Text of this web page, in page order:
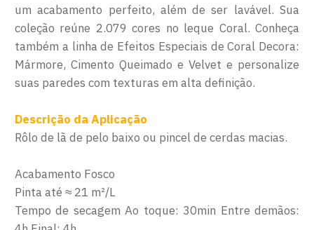
um acabamento perfeito, além de ser lavável. Sua
coleção reúne 2.079 cores no leque Coral. Conheça
também a linha de Efeitos Especiais de Coral Decora:
Mármore, Cimento Queimado e Velvet e personalize
suas paredes com texturas em alta definição.
Descrição da Aplicação
Rôlo de lã de pelo baixo ou pincel de cerdas macias.
Acabamento Fosco
Pinta até ≈ 21 m²/L
Tempo de secagem Ao toque: 30min Entre demãos: